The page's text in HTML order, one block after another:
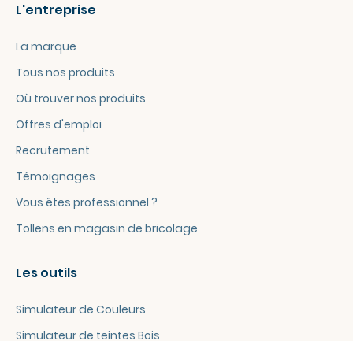
L'entreprise
La marque
Tous nos produits
Où trouver nos produits
Offres d'emploi
Recrutement
Témoignages
Vous êtes professionnel ?
Tollens en magasin de bricolage
Les outils
Simulateur de Couleurs
Simulateur de teintes Bois